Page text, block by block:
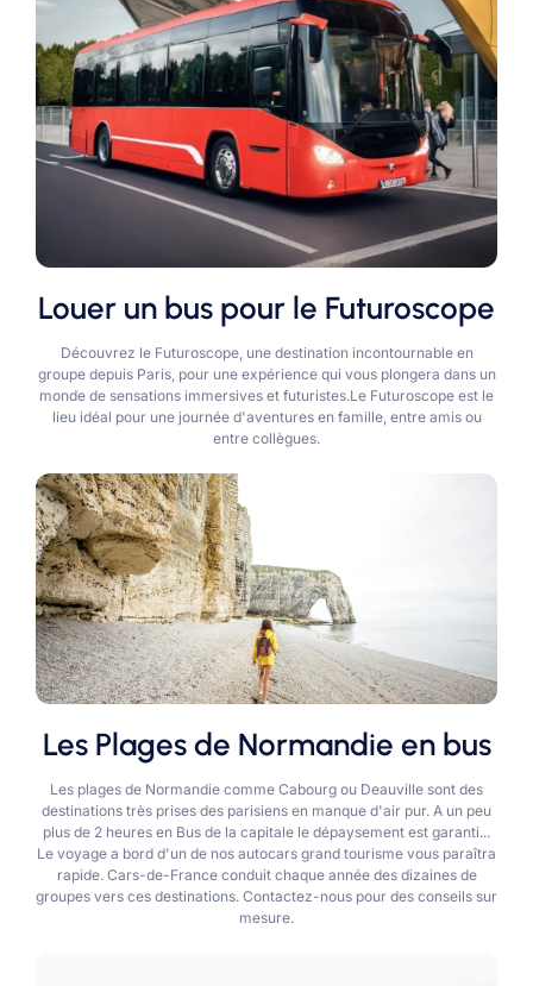
Louer un bus pour le Futuroscope
Découvrez le Futuroscope, une destination incontournable en
groupe depuis Paris, pour une expérience qui vous plongera dans un
monde de sensations immersives et futuristes.Le Futuroscope est le
lieu idéal pour une journée d'aventures en famille, entre amis ou
entre collègues.
Les Plages de Normandie en bus
Les plages de Normandie comme Cabourg ou Deauville sont des
destinations très prises des parisiens en manque d'air pur. A un peu
plus de 2 heures en Bus de la capitale le dépaysement est garanti...
Le voyage a bord d'un de nos autocars grand tourisme vous paraîtra
rapide. Cars-de-France conduit chaque année des dizaines de
groupes vers ces destinations. Contactez-nous pour des conseils sur
mesure.